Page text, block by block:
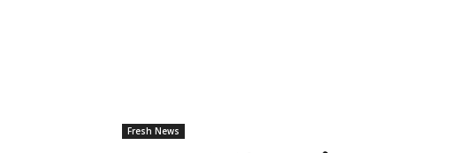
Fresh News